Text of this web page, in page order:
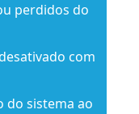
perdidos do
com
do sistema ao